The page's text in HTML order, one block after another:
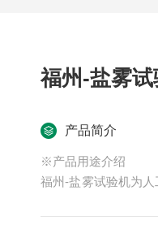
福州-盐雾
产品简介
※产品用途介绍
福州-盐雾试验机为